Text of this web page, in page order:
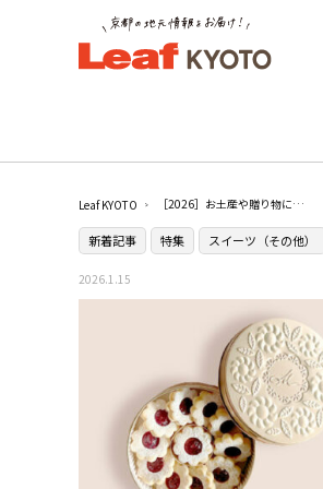
Leaf KYOTO ［2026］お土産や贈り物にも！京都のおすすめクッキー缶9選
新着記事 特集 スイーツ（その他）
2026.1.15